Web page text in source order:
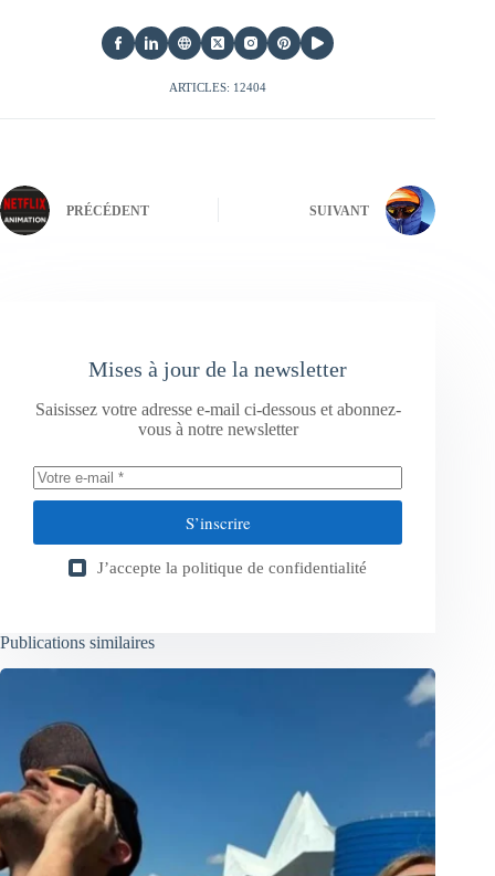
ARTICLES: 12404
PRÉCÉDENT SUIVANT
Mises à jour de la newsletter
Saisissez votre adresse e-mail ci-dessous et abonnez-
vous à notre newsletter
S’inscrire
J’accepte la politique de confidentialité
Publications similaires